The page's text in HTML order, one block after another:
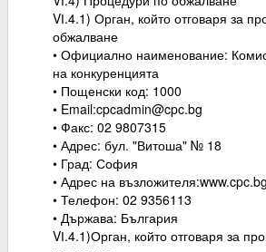
VІ.4.1) Орган, който отговаря за
обжалване
• Официално наименование:
на конкуренцията
• Пощенски код: 1000
• Email:cpcadmin@cpc.bg
• Факс: 02 9807315
• Адрес: бул. "Витоша" № 18
• Град: София
• Адрес на възложителя:www.cpc.bg
• Телефон: 02 9356113
• Държава: България
VІ.4.1)Орган, който отговаря за